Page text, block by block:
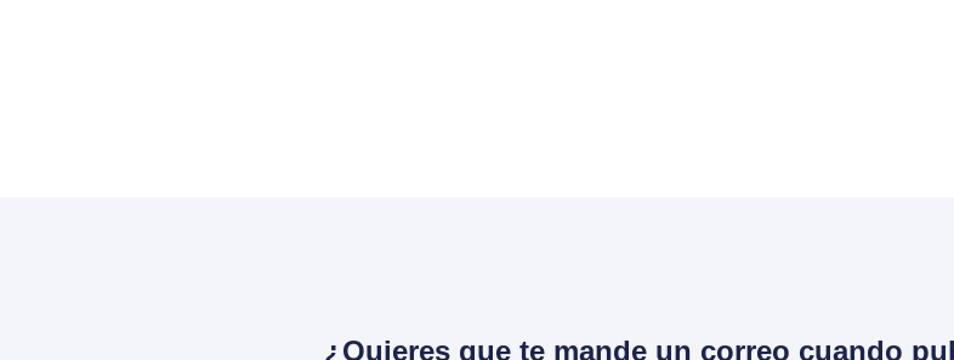
¿Quieres que te mande un correo cuando